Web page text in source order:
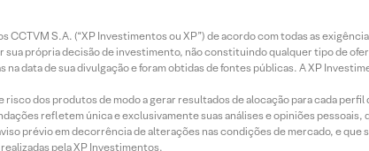
CCTVM S.A. (“XP Investimentos ou XP”) de acordo com todas as
própria decisão de investimento, não constituindo qualquer tipo de
data de sua divulgação e foram obtidas de fontes públicas. A XP
dos produtos de modo a gerar resultados de alocação para cada perfil
refletem única e exclusivamente suas análises e opiniões
prévio em decorrência de alterações nas condições de mercado, e
pela XP Investimentos.